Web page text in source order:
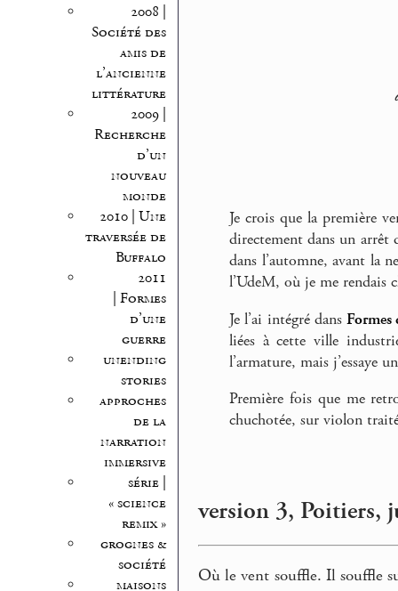
2008 |
Société des
amis de
l’ancienne
littérature
2009 |
Recherche
d’un
nouveau
monde
2010 | Une
traversée de
Buffalo
2011
| Formes
d’une
guerre
unending
stories
approches
de la
narration
immersive
série |
« science
remix »
grognes &
société
maisons
Je crois que la première
directement dans un arrêt
dans l’automne, avant la
l’UdeM, où je me rendais
Je l’ai intégré dansFormes
liées à cette ville
l’armature, mais j’essaye
Première fois que me
chuchotée, sur violon
version 3, Poitiers,
Où le vent souffle. Il souffle